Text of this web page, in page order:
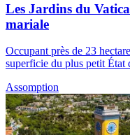
Les Jardins du
mariale
Occupant près de 23
superficie du plus petit État
Assomption